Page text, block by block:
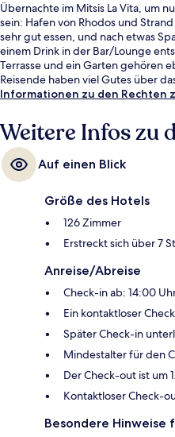
Übernachte im Mitsis La Vita, um
sein: Hafen von Rhodos und
sehr gut essen, und nach etwas
einem Drink in der Bar/Lounge
Terrasse und ein Garten gehören
Reisende haben viel Gutes über
Informationen zu den Rechten
Weitere Infos zu
Auf einen Blick
Größe des Hotels
126 Zimmer
Erstreckt sich über 7
Anreise/Abreise
Check-in ab: 14:00
Ein kontaktloser
Später Check-in
Mindestalter für den
Der Check-out ist um
Kontaktloser Check-
Besondere Hinweise